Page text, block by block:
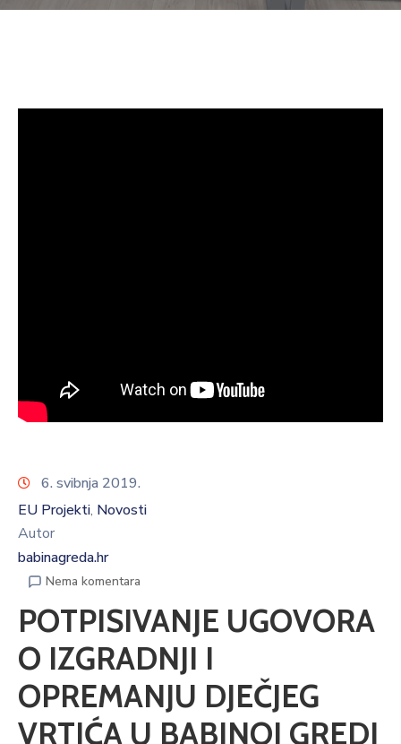
6. svibnja 2019.
EU Projekti‚ Novosti
Autor
babinagreda.hr
Nema komentara
POTPISIVANJE UGOVORA
O IZGRADNJI I
OPREMANJU DJEČJEG
VRTIĆA U BABINOJ GREDI